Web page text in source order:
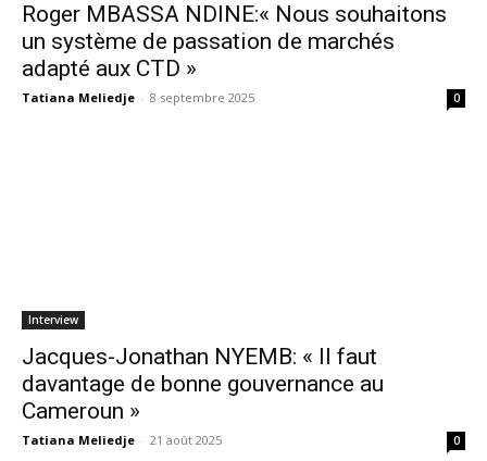
Roger MBASSA NDINE:« Nous souhaitons
un système de passation de marchés
adapté aux CTD »
Tatiana Meliedje - 8 septembre 2025 0
Interview
Jacques-Jonathan NYEMB: « Il faut
davantage de bonne gouvernance au
Cameroun »
Tatiana Meliedje - 21 août 2025 0